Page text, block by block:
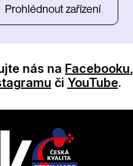
Prohlédnout zařízení
nás na Facebooku,
či YouTube.